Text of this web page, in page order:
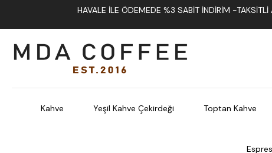
HAVALE İLE ÖDEMEDE %3 SABIT İNDIRIM -
Kahve Yeşil Kahve Çekirdeği Toptan Kahve